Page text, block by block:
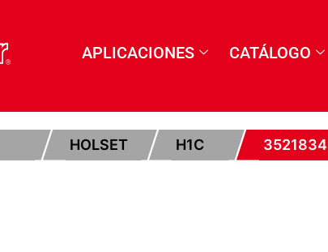
APLICACIONES CATÁLOGO
HOLSET H1C 3521834